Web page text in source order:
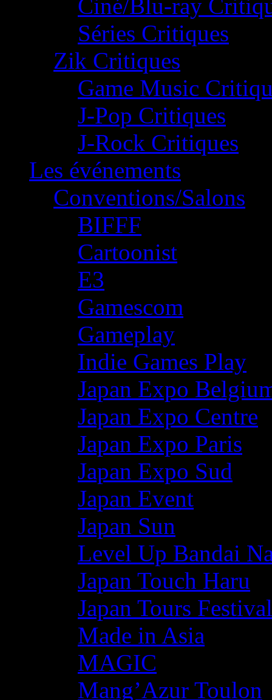
Ciné/Blu-ray
Séries Critiques
Zik Critiques
Game Music
J-Pop Critiques
J-Rock Critiques
Les événements
Conventions/Salons
BIFFF
Cartoonist
E3
Gamescom
Gameplay
Indie Games Play
Japan Expo
Japan Expo Centre
Japan Expo Paris
Japan Expo Sud
Japan Event
Japan Sun
Level Up Bandai
Japan Touch Haru
Japan Tours Festival
Made in Asia
MAGIC
Mang’Azur Toulon